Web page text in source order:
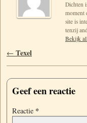
Dichten
moment
site is
tenzij
Bekijk
Berichtnavigatie
← Texel
Geef een reactie
Reactie *